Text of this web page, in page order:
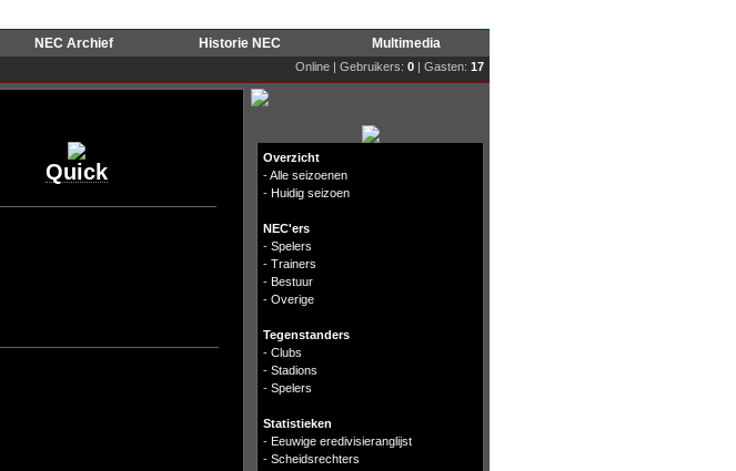
NEC Archief Historie NEC Multimedia
Online | Gebruikers: 0 | Gasten: 17
Quick
Overzicht
-Alle seizoenen
- Huidig seizoen
NEC'ers
- Spelers
- Trainers
- Bestuur
- Overige
Tegenstanders
- Clubs
- Stadions
- Spelers
Statistieken
- Eeuwige eredivisieranglijst
- Scheidsrechters